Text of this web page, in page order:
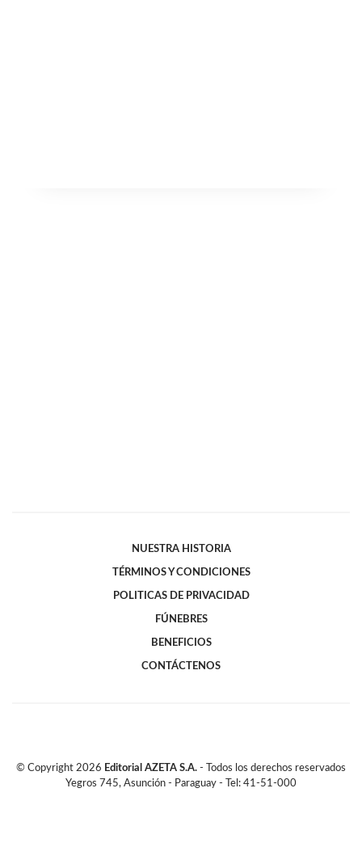
NUESTRA HISTORIA
TÉRMINOS Y CONDICIONES
POLITICAS DE PRIVACIDAD
FÚNEBRES
BENEFICIOS
CONTÁCTENOS
© Copyright 2026 Editorial AZETA S.A. - Todos los derechos reservados
Yegros 745, Asunción - Paraguay - Tel: 41-51-000